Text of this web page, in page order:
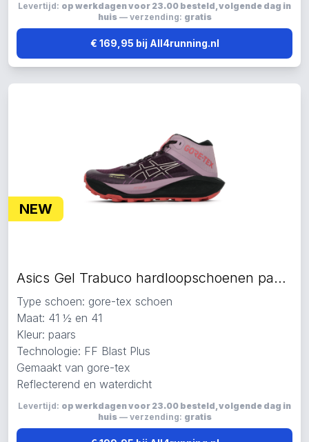
Levertijd: op werkdagen voor 23.00 besteld, volgende dag in
huis— verzending: gratis
€ 169,95 bij All4running.nl
NEW
Asics Gel Trabuco hardloopschoenen paars
Type schoen: gore-tex schoen
Maat: 41 ½ en 41
Kleur: paars
Technologie: FF Blast Plus
Gemaakt van gore-tex
Reflecterend en waterdicht
Levertijd: op werkdagen voor 23.00 besteld, volgende dag in
huis— verzending: gratis